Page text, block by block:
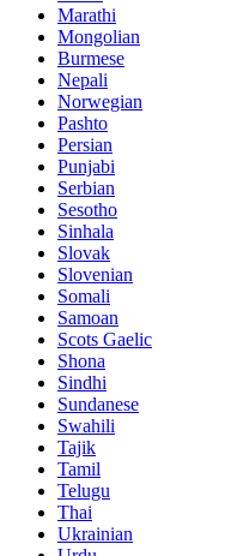
Marathi
Mongolian
Burmese
Nepali
Norwegian
Pashto
Persian
Punjabi
Serbian
Sesotho
Sinhala
Slovak
Slovenian
Somali
Samoan
Scots Gaelic
Shona
Sindhi
Sundanese
Swahili
Tajik
Tamil
Telugu
Thai
Ukrainian